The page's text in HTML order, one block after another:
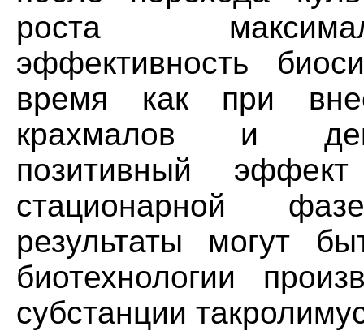
роста
эффективность
время как при
крахмалов и
позитивный
стационарной
результаты могут
биотехнологии
субстанции